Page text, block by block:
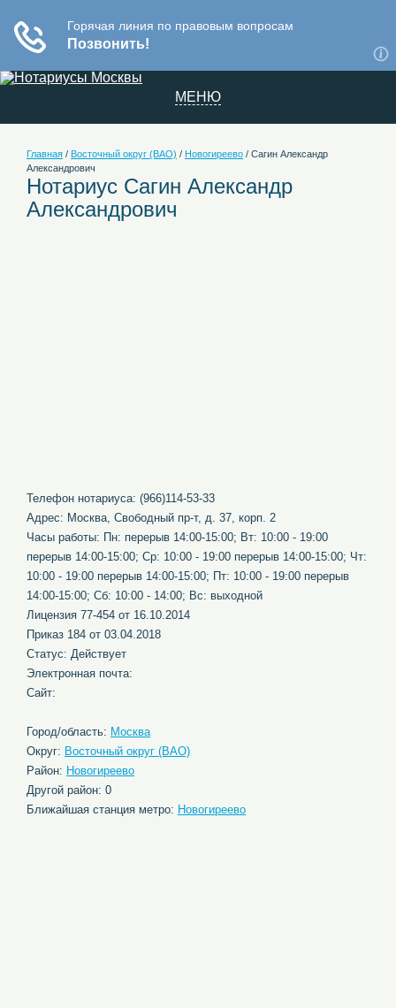
МЕНЮ
Главная / Восточный округ (ВАО) / Новогиреево / Сагин Александр
Александрович
Нотариус Сагин Александр
Александрович
Телефон нотариуса: (966)114-53-33
Адрес: Москва, Свободный пр-т, д. 37, корп. 2
Часы работы: Пн: перерыв 14:00-15:00; Вт: 10:00 - 19:00
перерыв 14:00-15:00; Ср: 10:00 - 19:00 перерыв 14:00-15:00; Чт:
10:00 - 19:00 перерыв 14:00-15:00; Пт: 10:00 - 19:00 перерыв
14:00-15:00; Сб: 10:00 - 14:00; Вс: выходной
Лицензия 77-454 от 16.10.2014
Приказ 184 от 03.04.2018
Статус: Действует
Электронная почта:
Сайт:
Город/область: Москва
Округ: Восточный округ (ВАО)
Район: Новогиреево
Другой район: 0
Ближайшая станция метро: Новогиреево